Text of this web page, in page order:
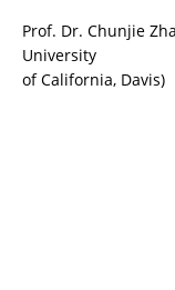
Prof. Dr. Chunjie
University
of California, Davis)